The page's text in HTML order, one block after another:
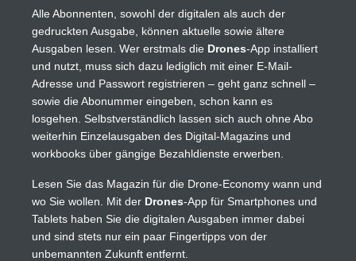
Alle Abonnenten, sowohl der digitalen als auch der
gedruckten Ausgabe, können aktuelle sowie ältere
Ausgaben lesen. Wer erstmals die Drones-App installiert
und nutzt, muss sich dazu lediglich mit einer E-Mail-
Adresse und Passwort registrieren – geht ganz schnell –
sowie die Abonummer eingeben, schon kann es
losgehen. Selbstverständlich lassen sich auch ohne Abo
weiterhin Einzelausgaben des Digital-Magazins und
workbooks über gängige Bezahldienste erwerben.
Lesen Sie das Magazin für die Drone-Economy wann und
wo Sie wollen. Mit der Drones-App für Smartphones und
Tablets haben Sie die digitalen Ausgaben immer dabei
und sind stets nur ein paar Fingertipps von der
unbemannten Zukunft entfernt.